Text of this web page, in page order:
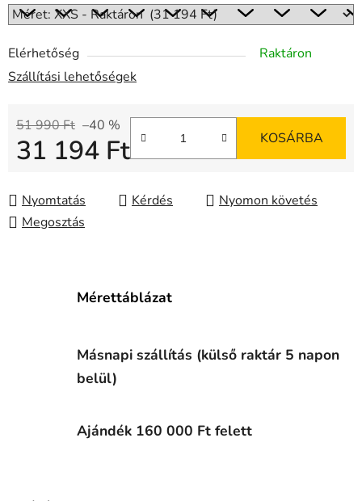
Elérhetőség
Raktáron
Szállítási lehetőségek
51 990 Ft –40 %
31 194 Ft KOSÁRBA
Nyomtatás Kérdés
Nyomon követés
Megosztás
Mérettáblázat
Másnapi szállítás (külső raktár 5 napon
belül)
Ajándék 160 000 Ft felett